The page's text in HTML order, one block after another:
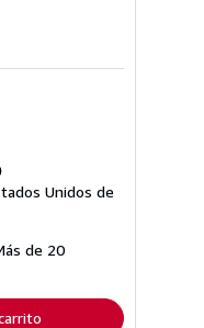
Unidos de
de 20